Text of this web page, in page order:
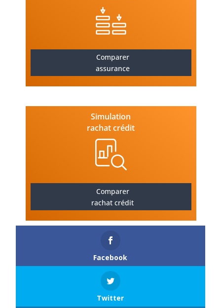
Comparer
assurance
Simulation
rachat crédit
Comparer
rachat crédit
Facebook
Twitter